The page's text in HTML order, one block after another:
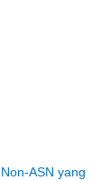
ASN yang